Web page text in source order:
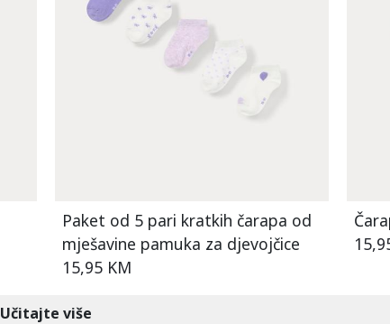
Paket od 5 pari kratkih čarapa od
mješavine pamuka za djevojčice
15,95 KM
Učitajte više